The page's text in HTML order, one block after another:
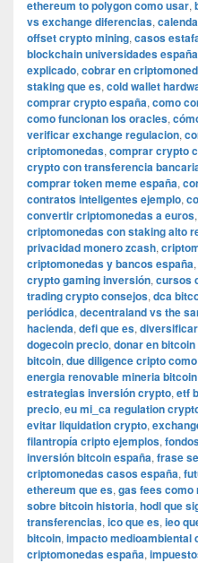
ethereum to polygon como usar,
vs exchange diferencias,
offset crypto mining, casos
blockchain universidades españa
explicado, cobrar en
staking que es, cold wallet
comprar crypto españa, como
como funcionan los oracles,
verificar exchange regulacion,
criptomonedas, comprar crypto
crypto con transferencia
comprar token meme españa,
contratos inteligentes ejemplo,
convertir criptomonedas a euros,
criptomonedas con staking alto
privacidad monero zcash,
criptomonedas y bancos españa,
crypto gaming inversión, cursos
trading crypto consejos, dca
periódica, decentraland vs the
hacienda, defi que es,
dogecoin precio, donar en bitcoin
bitcoin, due diligence cripto
energia renovable mineria bitcoin
estrategias inversión crypto, etf
precio, eu mi_ca regulation
evitar liquidation crypto,
filantropía cripto ejemplos,
inversión bitcoin españa, frase
criptomonedas casos españa,
ethereum que es, gas fees como
sobre bitcoin historia, hodl que
transferencias, ico que es, ieo
bitcoin, impacto medioambiental
criptomonedas españa,